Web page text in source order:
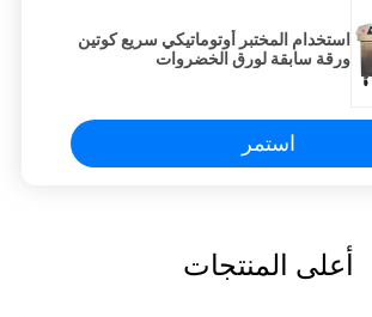
استخدام المختبر أوتوماتيكي سريع كوتين
ورقة سابقة لورق الخضروات
استمر
أعلى المنتجات